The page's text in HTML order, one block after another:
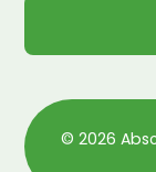
© 2026